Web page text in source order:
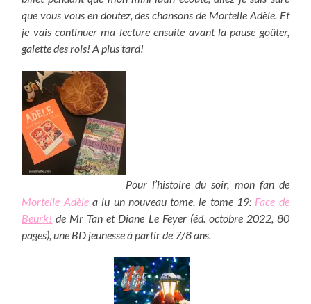
que vous vous en doutez, des chansons de Mortelle Adèle. Et
je vais continuer ma lecture ensuite avant la pause goûter,
galette des rois! A plus tard!
Pour l’histoire du soir, mon fan de
Mortelle Adèlea lu un nouveau tome, le tome 19: Face de
Beurk! de Mr Tan et Diane Le Feyer (éd. octobre 2022, 80
pages), une BD jeunesse à partir de 7/8 ans.